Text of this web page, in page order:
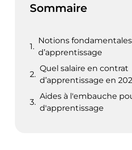
Sommaire
Notions
d’apprentissage
Quel salaire en contrat
d’apprentissage en
Aides à l'embauche
d'apprentissage